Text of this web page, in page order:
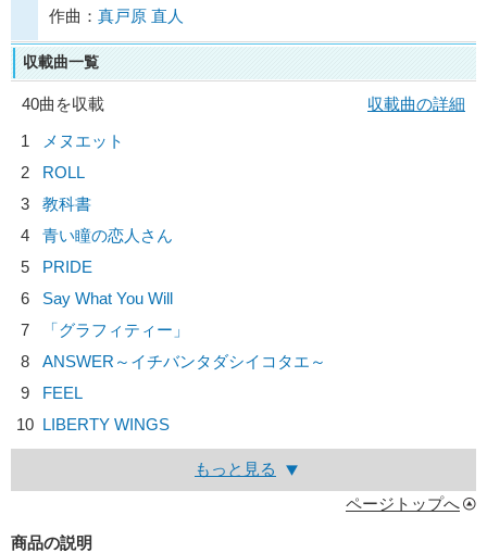
作曲： 真戸原 直人
収載曲一覧
40曲を収載
収載曲の詳細
1
メヌエット
2
ROLL
3
教科書
4
青い瞳の恋人さん
5
PRIDE
6
Say What You Will
7
「グラフィティー」
8
ANSWER～イチバンタダシイコタエ～
9
FEEL
10 LIBERTY WINGS
もっと見る
ページトップへ
商品の説明